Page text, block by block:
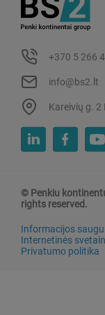
+370 5 266
info@bs2.lt
Kareivių g. 2
© Penkiu
rights reserved.
Informacijos
Internetinės
Privatumo politika